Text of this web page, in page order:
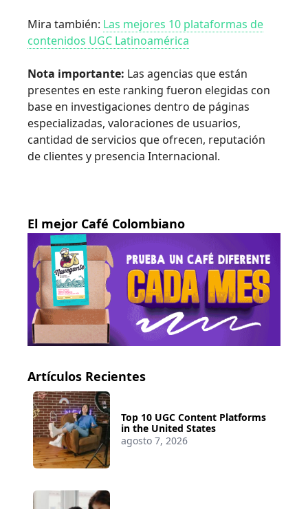
Mira también: Las mejores 10 plataformas de
contenidos UGC Latinoamérica
Nota importante: Las agencias que están
presentes en este ranking fueron elegidas con
base en investigaciones dentro de páginas
especializadas, valoraciones de usuarios,
cantidad de servicios que ofrecen, reputación
de clientes y presencia Internacional.
El mejor Café Colombiano
Artículos Recientes
Top 10 UGC Content Platforms
in the United States
agosto 7, 2026